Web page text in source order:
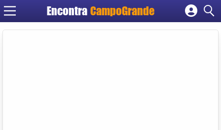
Encontra CampoGrande
Cadastrar empresa